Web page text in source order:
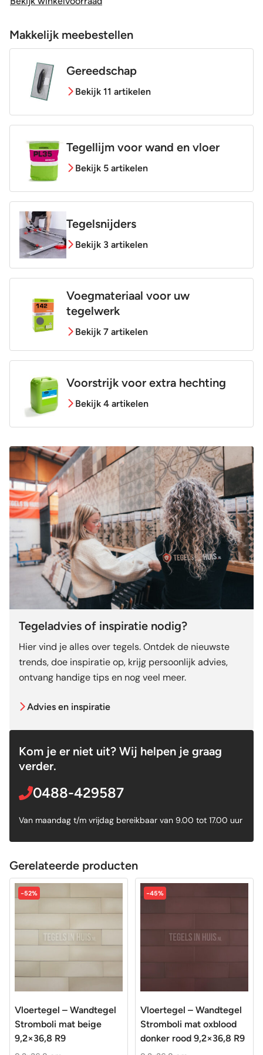
Makkelijk meebestellen
Gereedschap
Bekijk 11 artikelen
Tegellijm voor wand en vloer
Bekijk 5 artikelen
Tegelsnijders
Bekijk 3 artikelen
Voegmateriaal voor uw
tegelwerk
Bekijk 7 artikelen
Voorstrijk voor extra hechting
Bekijk 4 artikelen
Tegeladvies of inspiratie nodig?
Hier vind je alles over tegels. Ontdek de nieuwste
trends, doe inspiratie op, krijg persoonlijk advies,
ontvang handige tips en nog veel meer.
Advies en inspiratie
Kom je er niet uit? Wij helpen je graag
verder.
0488-429587
Van maandag t/m vrijdag bereikbaar van 9.00 tot 17.00 uur
Gerelateerde producten
-52%
Vloertegel – Wandtegel
Stromboli mat beige
9,2×36,8 R9
-45%
Vloertegel – Wandtegel
Stromboli mat oxblood
donker rood 9,2×36,8 R9